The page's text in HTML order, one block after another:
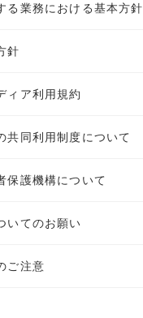
る業務における基本方針
針
ィア利用規約
共同利用制度について
保護機構について
いてのお願い
ご注意